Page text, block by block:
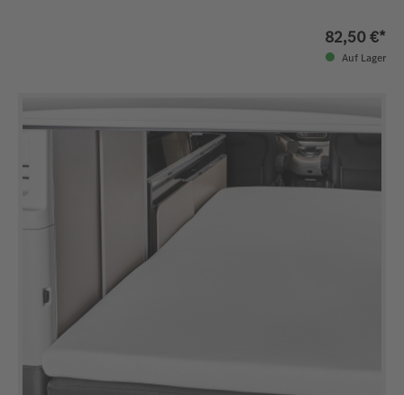
82,50 €*
Auf Lager